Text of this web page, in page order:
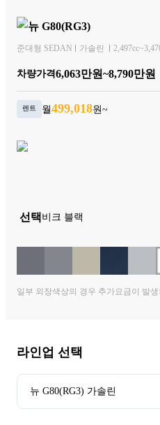
뉴 G80(RG3)
준대형 SEDAN 가솔린
차량가격6,063만원~8,790만원
렌트 월499,018원~
 선택 비크 블랙
일부 외장색상의 경우 추가요금이 발
라인업 선택
뉴 G80(RG3) 가솔린